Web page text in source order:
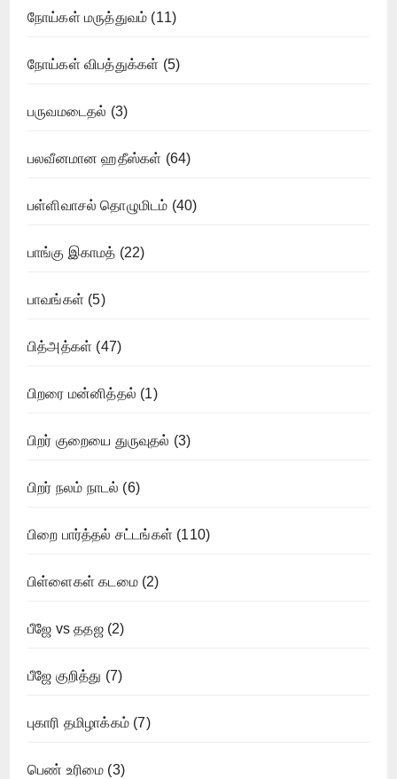
நோய்கள் மருத்துவம் (11)
நோய்கள் விபத்துக்கள் (5)
பருவமடைதல் (3)
பலவீனமான ஹதீஸ்கள் (64)
பள்ளிவாசல் தொழுமிடம் (40)
பாங்கு இகாமத் (22)
பாவங்கள் (5)
பித்அத்கள் (47)
பிறரை மன்னித்தல் (1)
பிறர் குறையை துருவுதல் (3)
பிறர் நலம் நாடல் (6)
பிறை பார்த்தல் சட்டங்கள் (110)
பிள்ளைகள் கடமை(2)
பீஜே vs ததஜ(2)
பீஜே குறித்து (7)
புகாரி தமிழாக்கம் (7)
பெண் உரிமை (3)